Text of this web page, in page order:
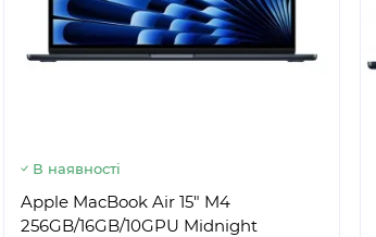
В наявності
Apple MacBook Air 15" M4
256GB/16GB/10GPU Midnight